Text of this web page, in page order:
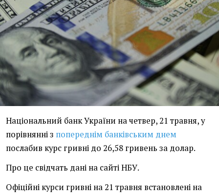
Національний банк України на четвер, 21 травня, у
порівнянні з попереднім банківським днем
послабив курс гривні до 26,58 гривень за долар.
Про це свідчать дані на сайті НБУ.
Офіційні курси гривні на 21 травня встановлені на